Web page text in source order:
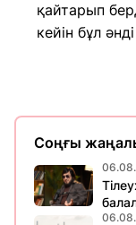
қайтарып
кейін бұл
Соңғы